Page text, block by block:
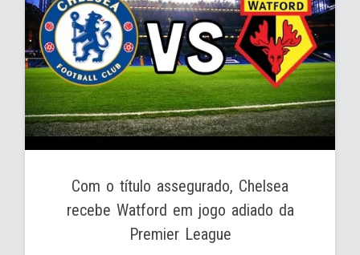
Com o título assegurado, Chelsea
recebe Watford em jogo adiado da
Premier League